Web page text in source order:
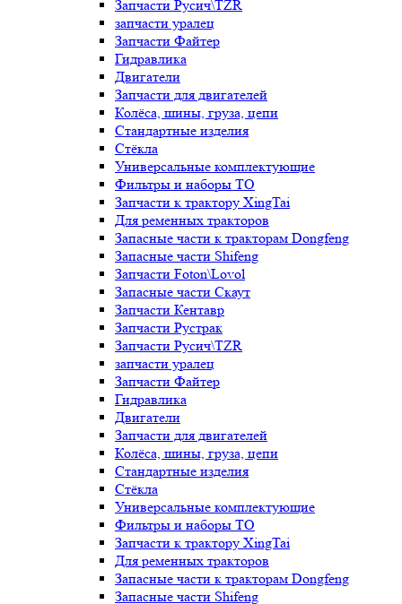
Запчасти Русич\TZR
запчасти уралец
Запчасти Файтер
Гидравлика
Двигатели
Запчасти для двигателей
Колёса, шины, груза, цепи
Стандартные изделия
Стёкла
Универсальные комплектующие
Фильтры и наборы ТО
Запчасти к трактору XingTai
Для ременных тракторов
Запасные части к тракторам Dongfeng
Запасные части Shifeng
Запчасти Foton\Lovol
Запасные части Скаут
Запчасти Кентавр
Запчасти Рустрак
Запчасти Русич\TZR
запчасти уралец
Запчасти Файтер
Гидравлика
Двигатели
Запчасти для двигателей
Колёса, шины, груза, цепи
Стандартные изделия
Стёкла
Универсальные комплектующие
Фильтры и наборы ТО
Запчасти к трактору XingTai
Для ременных тракторов
Запасные части к тракторам Dongfeng
Запасные части Shifeng